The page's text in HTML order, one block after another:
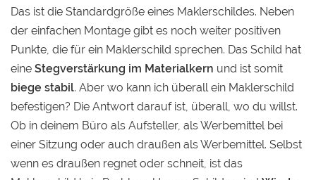
Das ist die Standardgröße eines Maklerschildes. Neben
der einfachen Montage gibt es noch weiter positiven
Punkte, die für ein Maklerschild sprechen. Das Schild hat
eine Stegverstärkung im Materialkern und ist somit
biege stabil. Aber wo kann ich überall ein Maklerschild
befestigen? Die Antwort darauf ist, überall, wo du willst.
Ob in deinem Büro als Aufsteller, als Werbemittel bei
einer Sitzung oder auch draußen als Werbemittel. Selbst
wenn es draußen regnet oder schneit, ist das